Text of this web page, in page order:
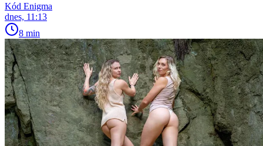
Kód Enigma
dnes, 11:13
8 min